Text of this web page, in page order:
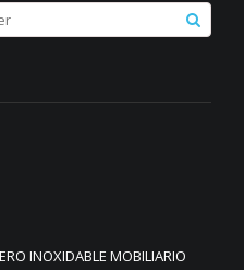
INOXIDABLE MOBILIARIO